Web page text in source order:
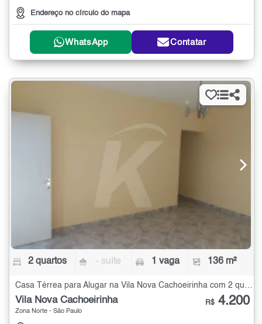
Endereço no círculo do mapa
WhatsApp Contatar
2 quartos - suíte 1 vaga 136 m²
Casa Térrea para Alugar na Vila Nova Cachoeirinha com 2 quartos - 136 m²
Vila Nova Cachoeirinha
Zona Norte - São Paulo
R$ 4.200